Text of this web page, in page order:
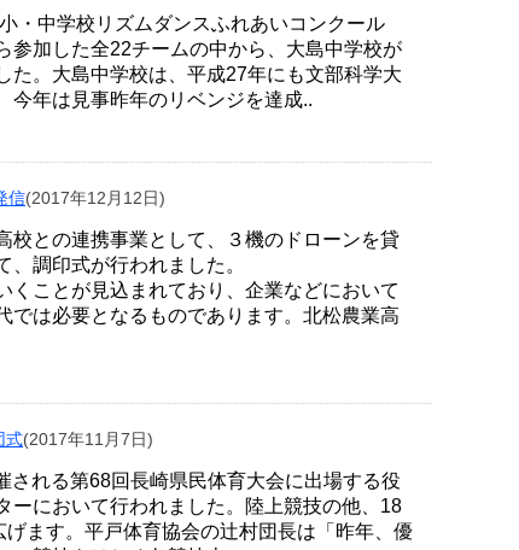
・中学校リズムダンスふれあいコンクール
参加した全22チームの中から、大島中学校が
た。大島中学校は、平成27年にも文部科学大
今年は見事昨年のリベンジを達成..
信(2017年12月12日)
校との連携事業として、３機のドローンを貸
調印式が行われました。
くことが見込まれており、企業などにおいて
では必要となるものであります。北松農業高
式(2017年11月7日)
される第68回長崎県民体育大会に出場する役
ーにおいて行われました。陸上競技の他、18
ます。平戸体育協会の辻村団長は「昨年、優